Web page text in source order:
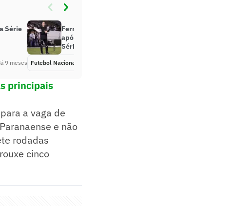
Série
9 meses
Ferroviária-SP demite treinador
após derrota de virada em casa na
Série B
Futebol Nacional
principais
a vaga de
e não
rodadas
cinco